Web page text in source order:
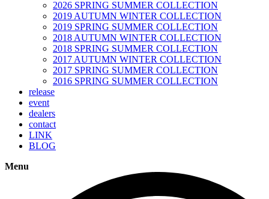
2026 SPRING SUMMER COLLECTION
2019 AUTUMN WINTER COLLECTION
2019 SPRING SUMMER COLLECTION
2018 AUTUMN WINTER COLLECTION
2018 SPRING SUMMER COLLECTION
2017 AUTUMN WINTER COLLECTION
2017 SPRING SUMMER COLLECTION
2016 SPRING SUMMER COLLECTION
release
event
dealers
contact
LINK
BLOG
Menu